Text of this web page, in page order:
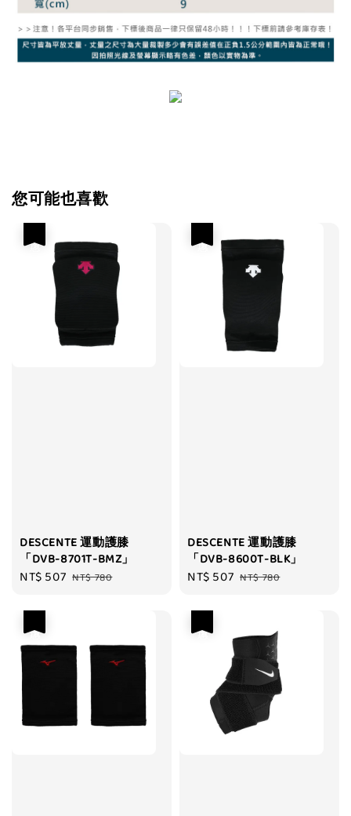
您可能也喜歡
DESCENTE 運動護膝
「DVB-8701T-BMZ」
Sale
NT$ 507 Regular
NT$ 780
DESCENTE 運動護膝
「DVB-8600T-BLK」
Sale
NT$ 507 Regular
NT$ 780